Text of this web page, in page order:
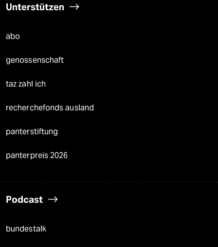
Unterstützen
abo
genossenschaft
taz zahl ich
recherchefonds ausland
panterstiftung
panterpreis 2026
Podcast
bundestalk